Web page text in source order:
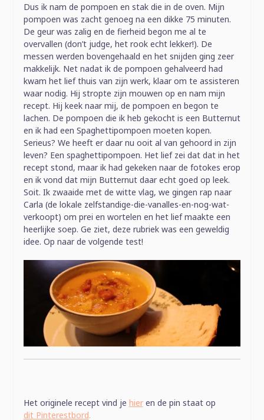
Dus ik nam de pompoen en stak die in de oven. Mijn
pompoen was zacht genoeg na een dikke 75 minuten.
De geur was zalig en de fierheid begon me al te
overvallen (don’t judge, het rook echt lekker!). De
messen werden bovengehaald en het snijden ging zeer
makkelijk. Net nadat ik de pompoen gehalveerd had
kwam het lief thuis van zijn werk, klaar om te assisteren
waar nodig. Hij stropte zijn mouwen op en nam mijn
recept. Hij keek naar mij, de pompoen en begon te
lachen. De pompoen die ik heb gekocht is een Butternut
en ik had een Spaghettipompoen moeten kopen.
Serieus? We heeft er daar nu ooit al van gehoord in zijn
leven? Een spaghettipompoen. Het lief zei dat dat in het
recept stond, maar ik had gekeken naar de fotokes erop
en ik vond dat mijn Butternut daar echt goed op leek.
Soit. Ik zwaaide met de witte vlag, we gingen rap naar
Carla (de lokale zelfstandige-die-vanalles-en-nog-wat-
verkoopt) om prei en wortelen en het lief maakte een
heerlijke soep. Ge ziet, deze rubriek was een geweldig
idee. Op naar de volgende test!
Het originele recept vind je hieren de pin staat op
dit Pinterestbord.